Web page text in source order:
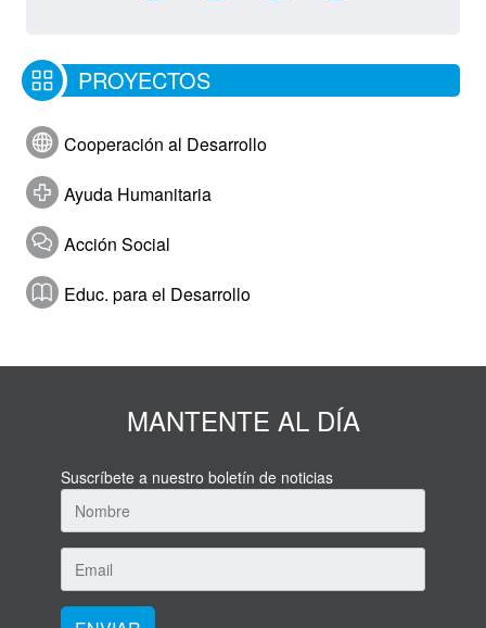
PROYECTOS
Cooperación al Desarrollo
Ayuda Humanitaria
Acción Social
Educ. para el Desarrollo
MANTENTE AL DÍA
Suscríbete a nuestro boletín de noticias